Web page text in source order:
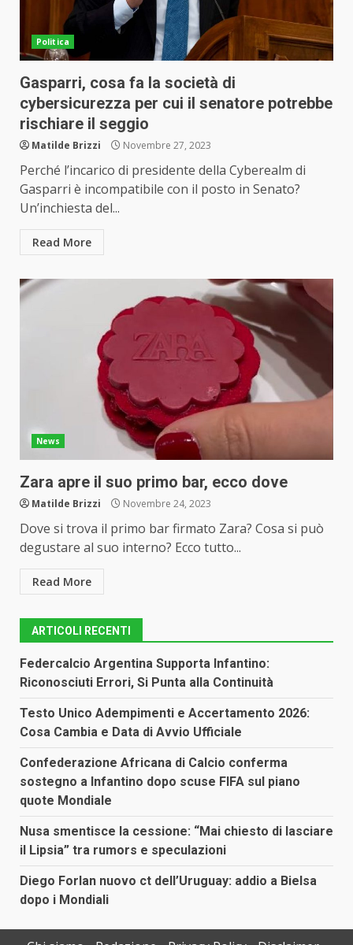
Politica
Gasparri, cosa fa la società di
cybersicurezza per cui il senatore potrebbe
rischiare il seggio
Matilde Brizzi Novembre 27, 2023
Perché l’incarico di presidente della Cyberealm di
Gasparri è incompatibile con il posto in Senato?
Un’inchiesta del...
Read More
News
Zara apre il suo primo bar, ecco dove
Matilde Brizzi Novembre 24, 2023
Dove si trova il primo bar firmato Zara? Cosa si può
degustare al suo interno? Ecco tutto...
Read More
ARTICOLI RECENTI
Federcalcio Argentina Supporta Infantino:
Riconosciuti Errori, Si Punta alla Continuità
Testo Unico Adempimenti e Accertamento 2026:
Cosa Cambia e Data di Avvio Ufficiale
Confederazione Africana di Calcio conferma
sostegno a Infantino dopo scuse FIFA sul piano
quote Mondiale
Nusa smentisce la cessione: “Mai chiesto di lasciare
il Lipsia” tra rumors e speculazioni
Diego Forlan nuovo ct dell’Uruguay: addio a Bielsa
dopo i Mondiali